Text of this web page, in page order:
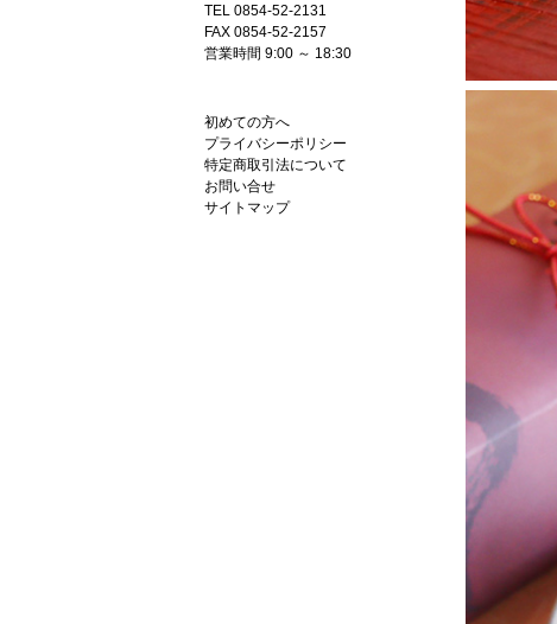
TEL 0854-52-2131
FAX 0854-52-2157
営業時間 9:00 ～ 18:30
初めての方へ
プライバシーポリシー
特定商取引法について
お問い合せ
サイトマップ